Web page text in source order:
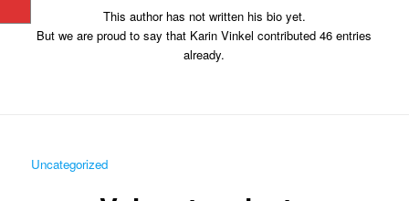
This author has not written his bio yet.
But we are proud to say that Karin Vinkel contributed 46 entries
already.
Uncategorized